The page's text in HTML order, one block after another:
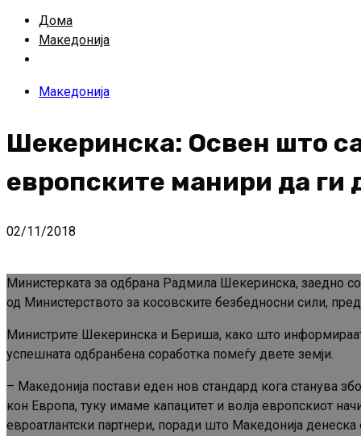
Дома
Македонија
Македонија
Шекеринска: Освен што
европските манири да ги
02/11/2018
Министерката за одбрана Радмила Шекеринска, заедно
од Министерството за косовските безбедносни сили,
Министрите Шекеринска и Бериша, како што
успешната одбранбена соработка помеѓу двете земји.
– Македонија постави еден нов стандард кога станува
кон Европа, туку имаме капацитет и волја европскиот
евроатлантски партнери, поради што Македонија